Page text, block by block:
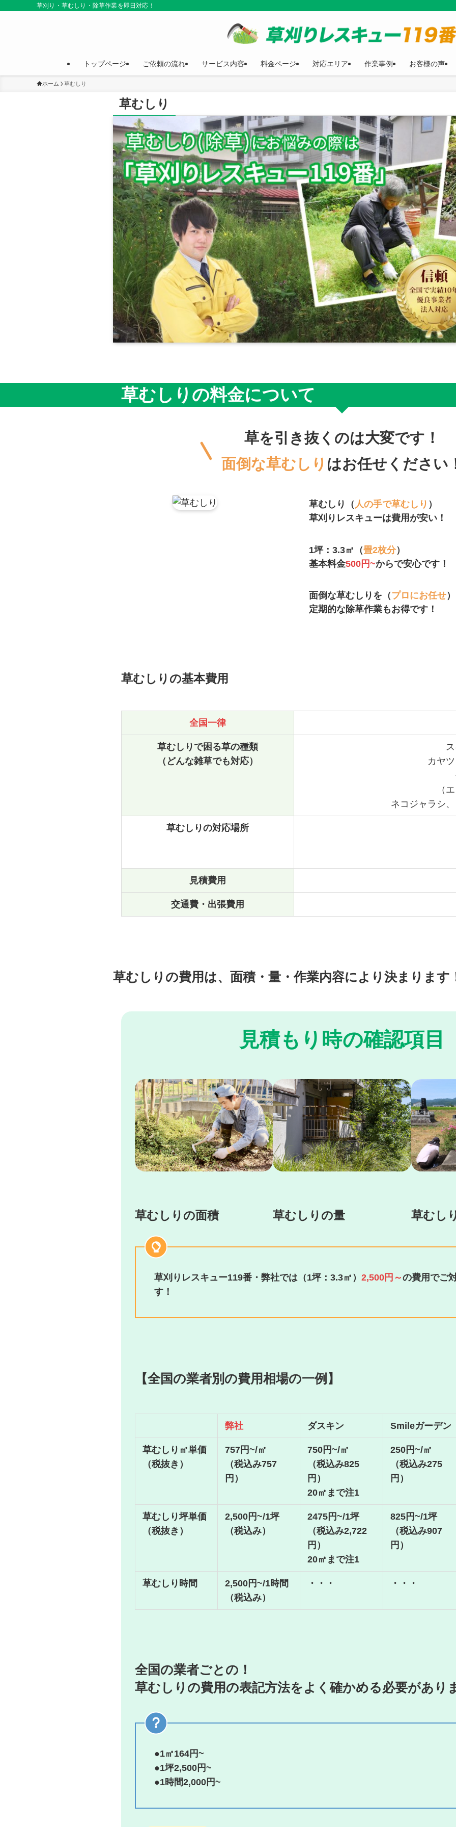
草刈り・草むしり・除草作業を即日対応！
トップページ ご依頼の流れ サービス内容 料金ページ 対応エリア 作業事例 お客様の声
ホーム 草むしり
草むしり
草むしりの料金について
草を引き抜くのは大変です！
面倒な草むしり はお任せください
草むしり（ 人の手で草むしり ）
草刈りレスキューは費用が安い！
1坪：3.3㎡（畳2枚分）
基本料金500円~からで安心です！
面倒な草むしりを（プロにお任せ）
定期的な除草作業もお得です！
草むしりの基本費用
全国一律
草むしりで困る草の種類
（どんな雑草でも対応）
カヤ
（
ネコジャラシ
草むしりの対応場所
見積費用
交通費・出張費用
草むしりの費用は、面積・量・作業内容により決まります
見積もり時の確認項目
草むしりの面積 草むしりの量 草むし
草刈りレスキュー119番・弊社では（1坪：3.3㎡） 2,500円～の費用でご
す！
【全国の業者別の費用相場の一例】
弊社 ダスキン Smileガーデン
草むしり㎡単価
（税抜き）
757円~/㎡
（税込み757
円）
750円~/㎡
（税込み825
円）
20㎡まで注1
250円~/㎡
（税込み275
円）
草むしり坪単価
（税抜き）
2,500円~/1坪
（税込み）
2475円~/1坪
（税込み2,722
円）
20㎡まで注1
825円~/1坪
（税込み907
円）
草むしり時間
2,500円~/1時間
（税込み）
・・・ ・・・
全国の業者ごとの！
草むしりの費用の表記方法をよく確かめる必要があり
●1㎡164円~
●1坪2,500円~
●1時間2,000円~